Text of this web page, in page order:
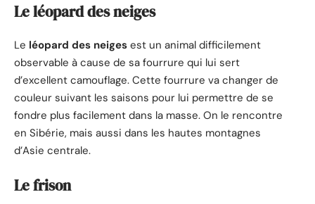
Le léopard des neiges
Le léopard des neiges est un animal difficilement
observable à cause de sa fourrure qui lui sert
d’excellent camouflage. Cette fourrure va changer de
couleur suivant les saisons pour lui permettre de se
fondre plus facilement dans la masse. On le rencontre
en Sibérie, mais aussi dans les hautes montagnes
d’Asie centrale.
Le frison